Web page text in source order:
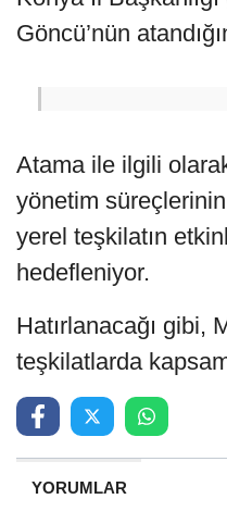
Göncü’nün
Atama ile ilgili
yönetim
yerel teşkilatın
hedefleniyor.
Hatırlanacağı gibi,
teşkilatlarda
YORUMLAR